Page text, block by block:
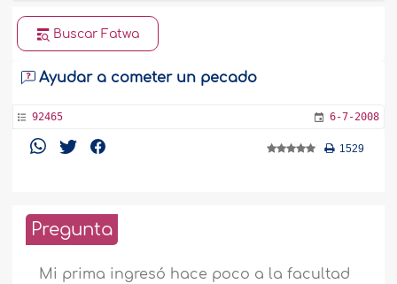
Buscar Fatwa
Ayudar a cometer un pecado
92465 6-7-2008
1529
Pregunta
Mi prima ingresó hace poco a la facultad